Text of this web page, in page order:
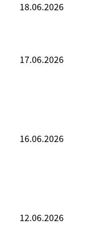
18.06.2026
17.06.2026
16.06.2026
12.06.2026